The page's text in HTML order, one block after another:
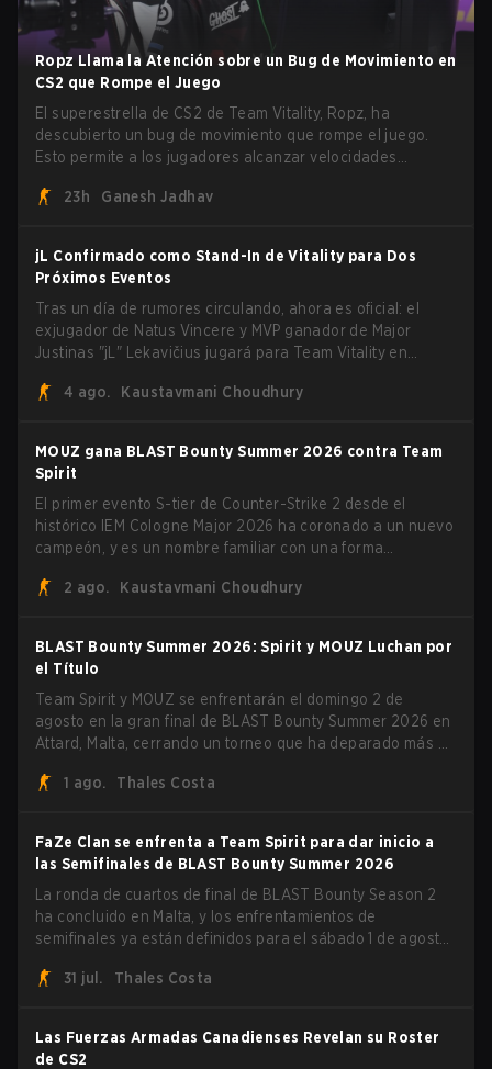
Ropz Llama la Atención sobre un Bug de Movimiento en
CS2 que Rompe el Juego
El superestrella de CS2 de Team Vitality, Ropz, ha
descubierto un bug de movimiento que rompe el juego.
Esto permite a los jugadores alcanzar velocidades
23h
Ganesh Jadhav
jL Confirmado como Stand-In de Vitality para Dos
Próximos Eventos
Tras un día de rumores circulando, ahora es oficial: el
exjugador de Natus Vincere y MVP ganador de Major
Justinas "jL" Lekavičius jugará para Team Vitality en
lituano dio la noticia él mismo en stream, bromeando:
burlándose del head coach de Vitality Rémy "XTQZZZ"
Quoniam en el proceso.
4 ago. Kaustavmani Choudhury
MOUZ gana BLAST Bounty Summer 2026 contra Team
Spirit
El primer evento S-tier de Counter-Strike 2 desde el
histórico IEM Cologne Major 2026 ha coronado a un nuevo
campeón, y es un nombre familiar con una forma
roster y cambios de roles, arrolló a Team Spirit en una
2 ago. Kaustavmani Choudhury
BLAST Bounty Summer 2026: Spirit y MOUZ Luchan por
el Título
Team Spirit y MOUZ se enfrentarán el domingo 2 de
agosto en la gran final de BLAST Bounty Summer 2026 en
Attard, Malta, cerrando un torneo que ha deparado más de
1 ago.
Thales Costa
FaZe Clan se enfrenta a Team Spirit para dar inicio a
las Semifinales de BLAST Bounty Summer 2026
La ronda de cuartos de final de BLAST Bounty Season 2
ha concluido en Malta, y los enfrentamientos de
semifinales ya están definidos para el sábado 1 de agosto.
sobrevivientes que aún luchan por el trofeo, mientras que
31 jul. Thales Costa
Las Fuerzas Armadas Canadienses Revelan su Roster
de CS2